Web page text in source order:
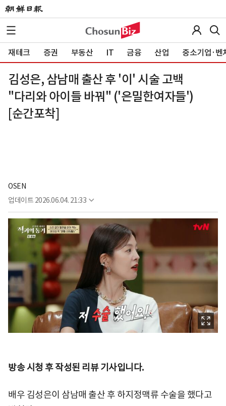
재테크 증권 부동산 IT 금융 산업 중소기업·벤
김성은, 삼남매 출산 후 '이' 시술 고백
"다리와 아이들 바꿔" ('은밀한여자들')
[순간포착]
OSEN
업데이트 2026.06.04. 21:33
방송 시청 후 작성된 리뷰 기사입니다.
배우 김성은이 삼남매 출산 후 하지정맥류 수술을 했다고